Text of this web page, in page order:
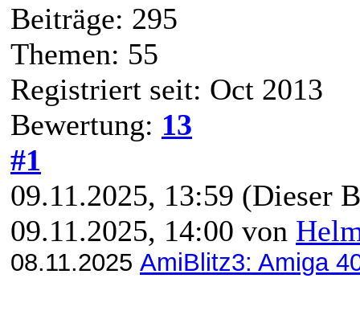
Beiträge: 295
Themen: 55
Registriert seit: Oct 2013
Bewertung: 13
#1
09.11.2025, 13:59 (Dieser
09.11.2025, 14:00 von
08.11.2025 AmiBlitz3: Amiga